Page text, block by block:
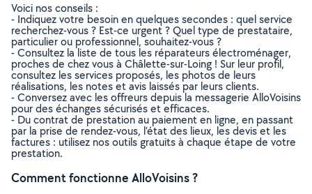
Voici nos conseils :
- Indiquez votre besoin en quelques secondes : quel service
recherchez-vous ? Est-ce urgent ? Quel type de prestataire,
particulier ou professionnel, souhaitez-vous ?
- Consultez la liste de tous les réparateurs électroménager,
proches de chez vous à Châlette-sur-Loing ! Sur leur profil,
consultez les services proposés, les photos de leurs
réalisations, les notes et avis laissés par leurs clients.
- Conversez avec les offreurs depuis la messagerie AlloVoisins
pour des échanges sécurisés et efficaces.
- Du contrat de prestation au paiement en ligne, en passant
par la prise de rendez-vous, l’état des lieux, les devis et les
factures : utilisez nos outils gratuits à chaque étape de votre
prestation.
Comment fonctionne AlloVoisins ?